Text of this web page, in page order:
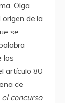
Olga
origen de la
se
los
artículo 80
de
el concurso